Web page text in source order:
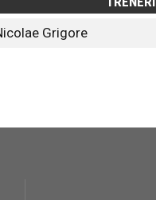
Grigore